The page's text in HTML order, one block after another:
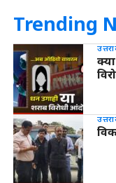
Trending